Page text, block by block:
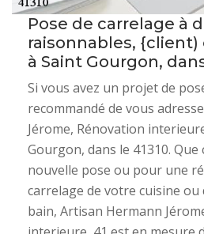
Pose de carrelage à
raisonnables,
à Saint Gourgon,
Si vous avez un projet de
recommandé de vous
Jérome, Rénovation
Gourgon, dans le 41310.
nouvelle pose ou pour une
carrelage de votre cuisine ou
bain, Artisan Hermann